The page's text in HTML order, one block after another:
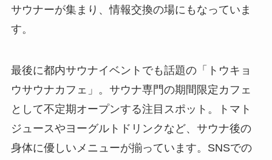
サウナーが集まり、情報交換の場にもなっていま
す。
最後に都内サウナイベントでも話題の「トウキョ
ウサウナカフェ」。サウナ専門の期間限定カフェ
として不定期オープンする注目スポット。トマト
ジュースやヨーグルトドリンクなど、サウナ後の
身体に優しいメニューが揃っています。SNSでの